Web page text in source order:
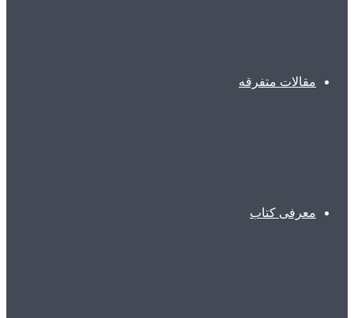
مقالات متفرقه
معرفی کتاب